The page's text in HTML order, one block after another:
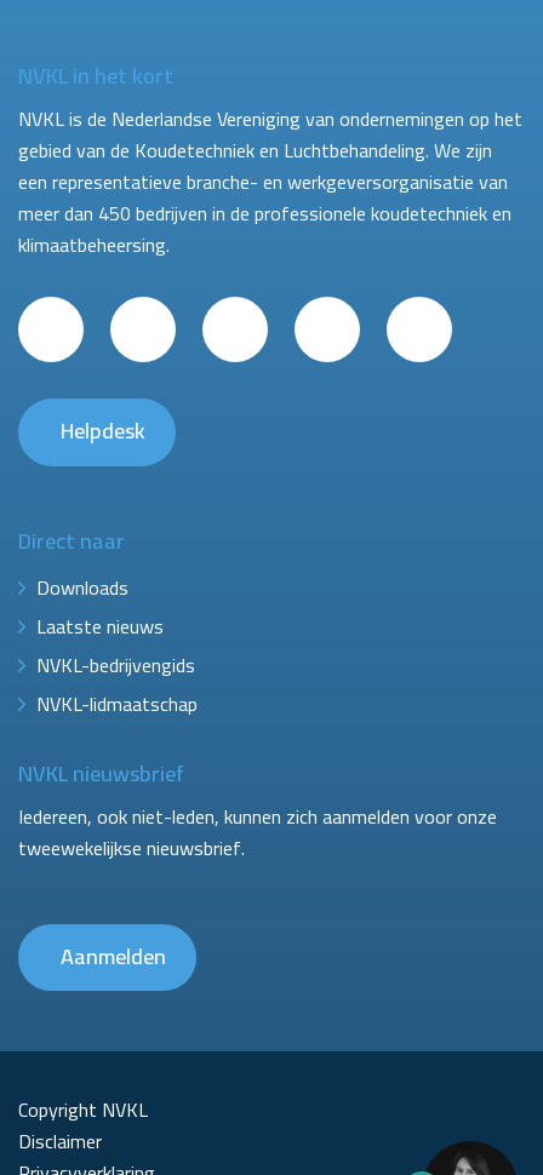
NVKL in het kort
NVKL is de Nederlandse Vereniging van ondernemingen op het
gebied van de Koudetechniek en Luchtbehandeling. We zijn
een representatieve branche- en werkgeversorganisatie van
meer dan 450 bedrijven in de professionele koudetechniek en
klimaatbeheersing.
Helpdesk
Direct naar
Downloads
Laatste nieuws
NVKL-bedrijvengids
NVKL-lidmaatschap
NVKL nieuwsbrief
Iedereen, ook niet-leden, kunnen zich aanmelden voor onze
tweewekelijkse nieuwsbrief.
Aanmelden
Copyright NVKL
Disclaimer